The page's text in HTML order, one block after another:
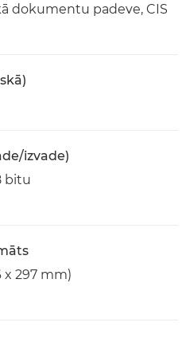
dokumentu padeve, CIS
izvade)
bitu
x 297 mm)